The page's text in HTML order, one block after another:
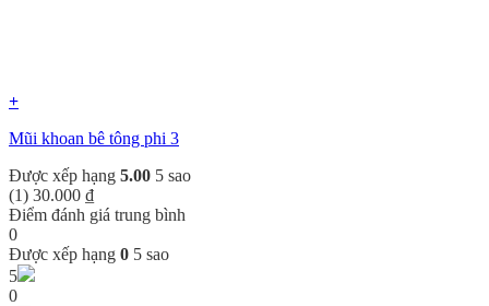
+
Mũi khoan bê tông phi 3
Được xếp hạng 5.00 5 sao
(1) 30.000 ₫
Điểm đánh giá trung bình
0
Được xếp hạng 0 5 sao
5
0